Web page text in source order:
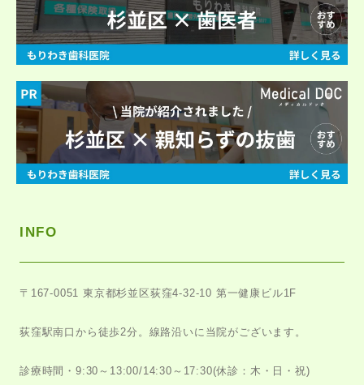
INFO
〒167-0051 東京都杉並区荻窪4-32-10 第一健康ビル1F
荻窪駅南口から徒歩2分。 線路沿いに当院がございます。
診療時間・9:30～13:00/14:30～17:30(休診：木・日・祝)